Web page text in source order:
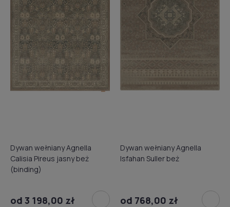
Dywan wełniany Agnella
Calisia Pireus jasny beż
(binding)
od 3 198,00 zł
Dywan wełniany Agnella
Isfahan Suller beż
od 768,00 zł